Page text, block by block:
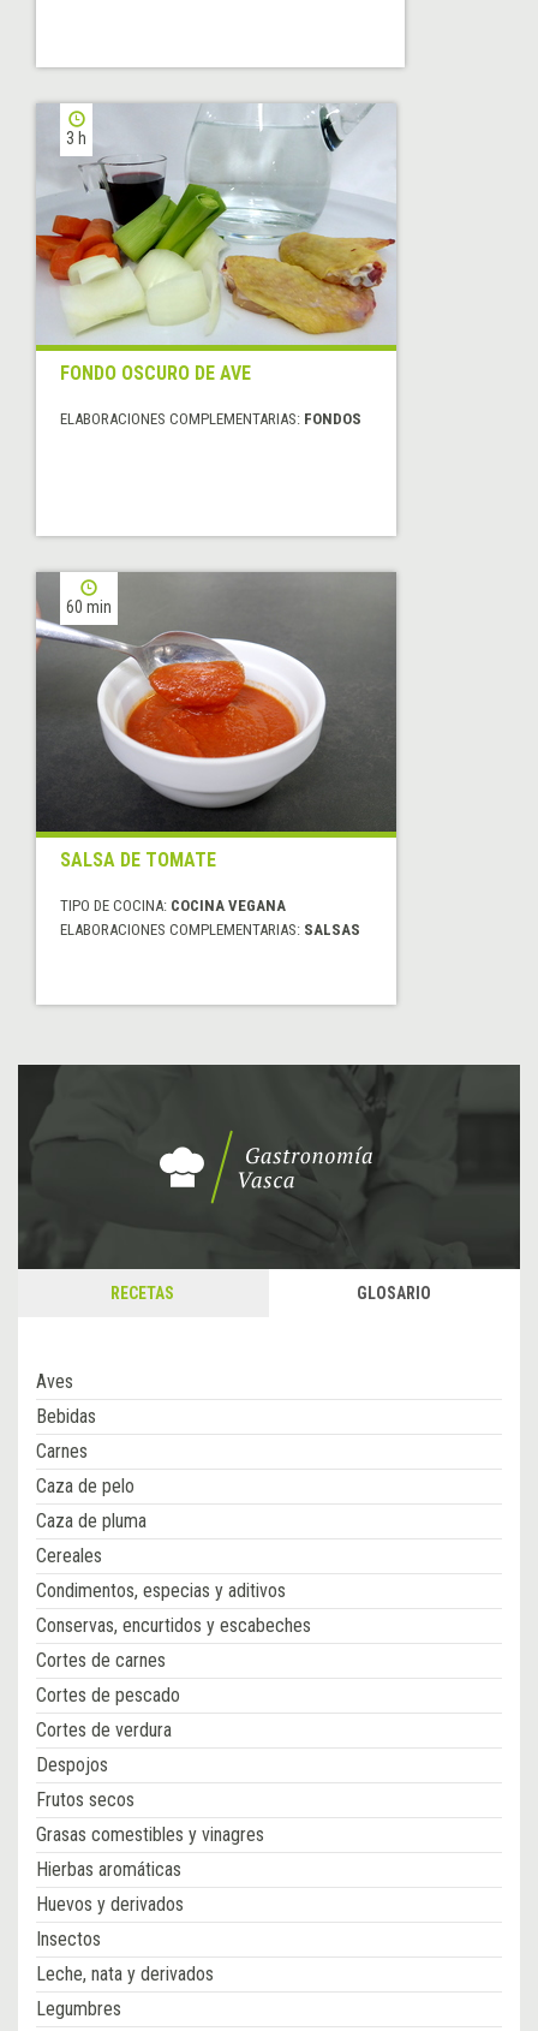
3 h
FONDO OSCURO DE AVE
ELABORACIONES COMPLEMENTARIAS: FONDOS
60 min
SALSA DE TOMATE
TIPO DE COCINA: COCINA VEGANA
ELABORACIONES COMPLEMENTARIAS: SALSAS
RECETAS GLOSARIO
Aves
Bebidas
Carnes
Caza de pelo
Caza de pluma
Cereales
Condimentos, especias y aditivos
Conservas, encurtidos y escabeches
Cortes de carnes
Cortes de pescado
Cortes de verdura
Despojos
Frutos secos
Grasas comestibles y vinagres
Hierbas aromáticas
Huevos y derivados
Insectos
Leche, nata y derivados
Legumbres